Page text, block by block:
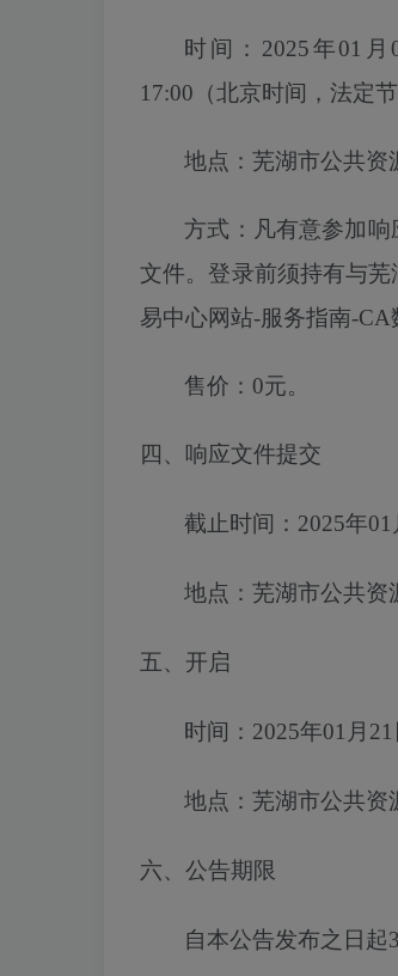
时间： 2025年01月
17:00（北京时间，法定
地点：芜湖市公共资
方式：凡有意参加
文件。登录前须持有与
易中心网站-服务指南-CA
售价：0元。
四、响应文件提交
截止时间： 2025年
地点：芜湖市公共资
五、开启
时间： 2025年01月
地点：芜湖市公共资
六、公告期限
自本公告发布之日起